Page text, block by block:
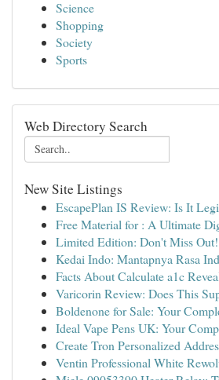
Science
Shopping
Society
Sports
Web Directory Search
New Site Listings
EscapePlan IS Review: Is It
Free Material for : A Ultimate
Limited Edition: Don't Miss Out!
Kedai Indo: Mantapnya Rasa
Facts About Calculate a1c
Varicorin Review: Does This
Boldenone for Sale: Your
Ideal Vape Pens UK: Your
Create Tron Personalized
Ventin Professional White